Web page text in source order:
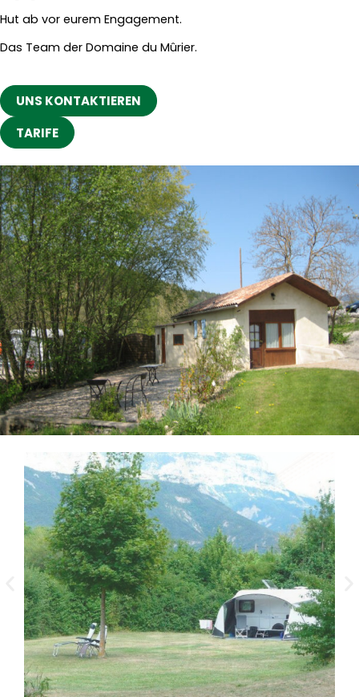
Hut ab vor eurem Engagement.
Das Team der Domaine du Mûrier.
UNS KONTAKTIEREN
TARIFE